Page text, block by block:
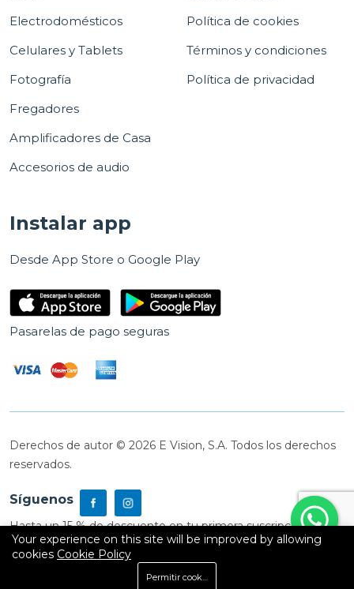
Electrodomésticos
Celulares y Tablets
Fotografía
Fregadores
Amplificadores de Casa
Accesorios de audio
Política de cookies
Términos y condiciones
Política de privacidad
Instalar app
Desde App Store o Google Play
Pasarelas de pago seguras
Derechos de autor © 2026 E Vision, S.A. Todos los derechos
reservados.
Síguenos
Hasta un 15 % de descuento en tu primera suscripción
Carrito
Your experience on this site will be improved by allowing
cookies Cookie Policy
Permitir cookies